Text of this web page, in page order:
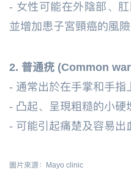
- 女性可能在外陰部、
並增加患子宮頸癌的風險
2. 普通疣 (Common
- 通常出於在手掌和手指
- 凸起、呈現粗糙的小硬
- 可能引起痛楚及容易出
圖片來源：Mayo clinic